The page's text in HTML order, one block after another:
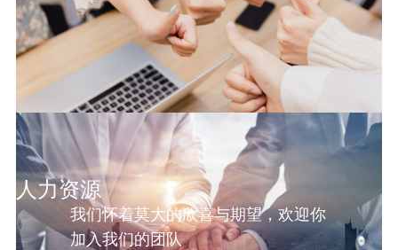
人力资源
我们怀着莫大的欣喜与期望，欢迎你
加入我们的团队